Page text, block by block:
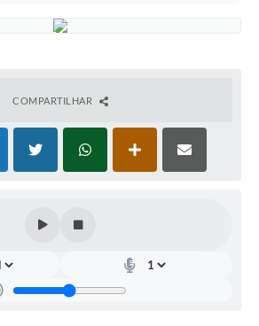
COMPARTILHAR